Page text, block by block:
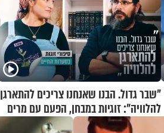
"שבר גדול. הבנו שאנחנו צריכים להתארגן
להלוויה": זוגיות במבחן, הפעם עם מרים
וגד דנינו